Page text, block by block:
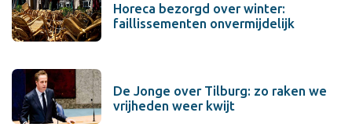
Horeca bezorgd over winter:
faillissementen onvermijdelijk
De Jonge over Tilburg: zo raken we
vrijheden weer kwijt